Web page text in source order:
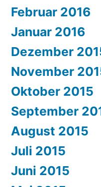
Februar 2016
Januar 2016
Dezember
November
Oktober 2015
September
August 2015
Juli 2015
Juni 2015